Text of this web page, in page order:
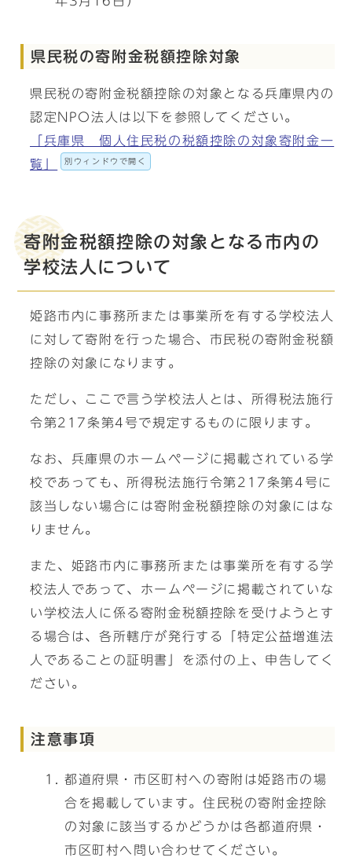
県民税の寄附金税額控除対象
県民税の寄附金税額控除の対象となる兵庫県内の
認定NPO法人は以下を参照してください。
「兵庫県 個人住民税の税額控除の対象寄附金一
覧」
別ウィンドウで開く
寄附金税額控除の対象となる市内の
学校法人について
姫路市内に事務所または事業所を有する学校法人
に対して寄附を行った場合、市民税の寄附金税額
控除の対象になります。
ただし、ここで言う学校法人とは、所得税法施行
令第217条第4号で規定するものに限ります。
なお、兵庫県のホームページに掲載されている学
校であっても、所得税法施行令第217条第4号に
該当しない場合には寄附金税額控除の対象にはな
りません。
また、姫路市内に事務所または事業所を有する学
校法人であって、ホームページに掲載されていな
い学校法人に係る寄附金税額控除を受けようとす
る場合は、各所轄庁が発行する「特定公益増進法
人であることの証明書」を添付の上、申告してく
ださい。
注意事項
都道府県・市区町村への寄附は姫路市の場
合を掲載しています。住民税の寄附金控除
の対象に該当するかどうかは各都道府県・
市区町村へ問い合わせてください。